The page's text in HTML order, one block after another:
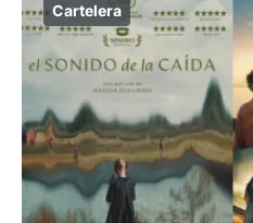
Cartelera